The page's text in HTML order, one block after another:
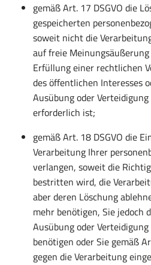
gemäß Art. 17 DSGVO die
gespeicherten
soweit nicht die
auf freie
Erfüllung einer rechtlichen
des öffentlichen Interesses
Ausübung oder
erforderlich ist;
gemäß Art. 18 DSGVO die
Verarbeitung Ihrer
verlangen, soweit die
bestritten wird, die
aber deren Löschung
mehr benötigen, Sie jedoch
Ausübung oder
benötigen oder Sie gemäß
gegen die Verarbeitung